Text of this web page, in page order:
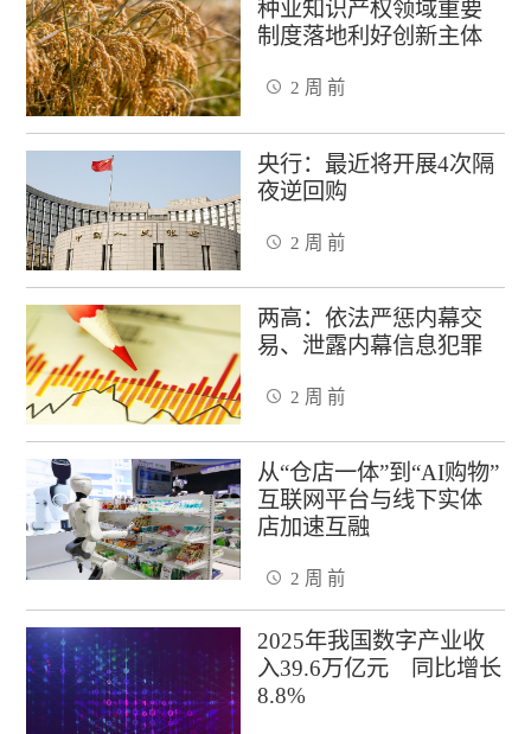
种业知识产权领域重要
制度落地利好创新主体
2 周 前
央行：最近将开展4次隔
夜逆回购
2 周 前
两高：依法严惩内幕交
易、泄露内幕信息犯罪
2 周 前
从“仓店一体”到“AI购物”
互联网平台与线下实体
店加速互融
2 周 前
2025年我国数字产业收
入39.6万亿元 同比增长
8.8%